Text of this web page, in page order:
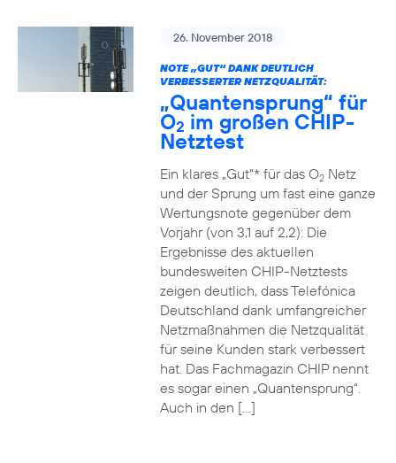
26. November 2018
NOTE „GUT“ DANK DEUTLICH
VERBESSERTER NETZQUALITÄT:
„Quantensprung“ für
O2 im großen CHIP-
Netztest
Ein klares „Gut“* für das O2Netz
und der Sprung um fast eine ganze
Wertungsnote gegenüber dem
Vorjahr (von 3,1 auf 2,2): Die
Ergebnisse des aktuellen
bundesweiten CHIP-Netztests
zeigen deutlich, dass Telefónica
Deutschland dank umfangreicher
Netzmaßnahmen die Netzqualität
für seine Kunden stark verbessert
hat. Das Fachmagazin CHIP nennt
es sogar einen „Quantensprung“.
Auch in den […]